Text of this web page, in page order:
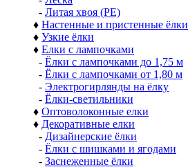
- Литая хвоя (РЕ)
♦ Настенные и пристенные ёлки
♦ Узкие ёлки
♦ Елки с лампочками
- Ёлки с лампочками до 1,75 м
- Ёлки с лампочками от 1,80 м
- Электрогирлянды на ёлку
- Ёлки-светильники
♦ Оптоволоконные елки
♦ Декоративные елки
- Дизайнерские ёлки
- Ёлки с шишками и ягодами
- Заснеженные ёлки